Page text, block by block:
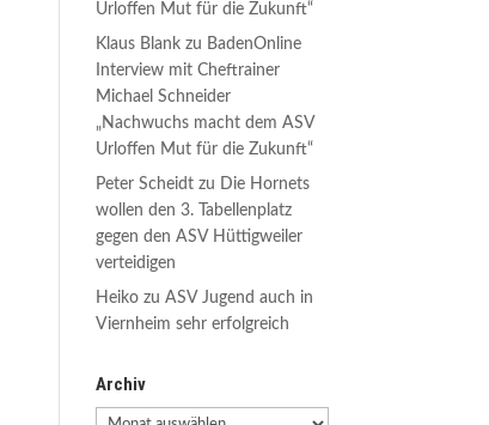
Urloffen Mut für die Zukunft“
Klaus Blank zu BadenOnline
Interview mit Cheftrainer
Michael Schneider
„Nachwuchs macht dem ASV
Urloffen Mut für die Zukunft“
Peter Scheidt zu Die Hornets
wollen den 3. Tabellenplatz
gegen den ASV Hüttigweiler
verteidigen
Heiko zuASV Jugend auch in
Viernheim sehr erfolgreich
Archiv
Archiv